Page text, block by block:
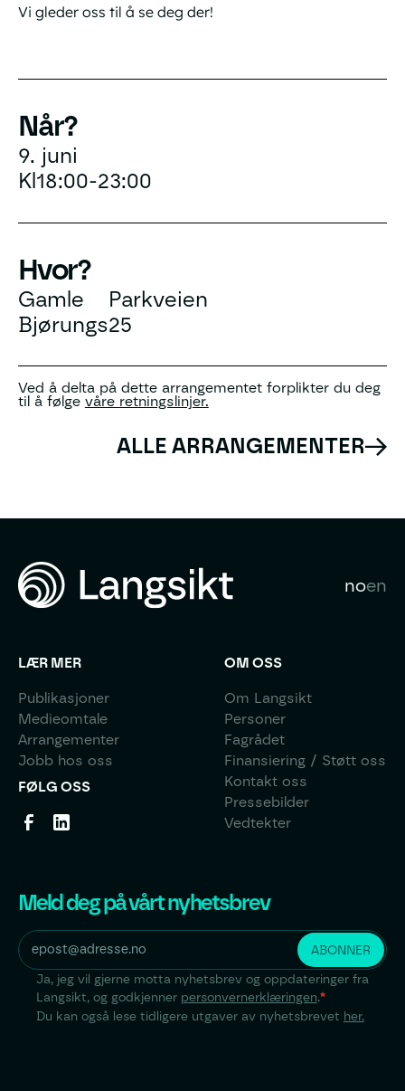
Vi gleder oss til å se deg der!
Når?
9. juni
Kl18:00-23:00
Hvor?
Gamle
Bjørungs
Parkveien
25
Ved å delta på dette arrangementet forplikter du deg
til å følge våre retningslinjer.
ALLE ARRANGEMENTER
noen
LÆR MER
Publikasjoner
Medieomtale
Arrangementer
Jobb hos oss
FØLG OSS
OM OSS
Om Langsikt
Personer
Fagrådet
Finansiering / Støtt oss
Kontakt oss
Pressebilder
Vedtekter
Meld deg på vårt nyhetsbrev
Ja, jeg vil gjerne motta nyhetsbrev og oppdateringer fra
Langsikt, og godkjenner personvernerklæringen.*
Du kan også lese tidligere utgaver av nyhetsbrevet her.